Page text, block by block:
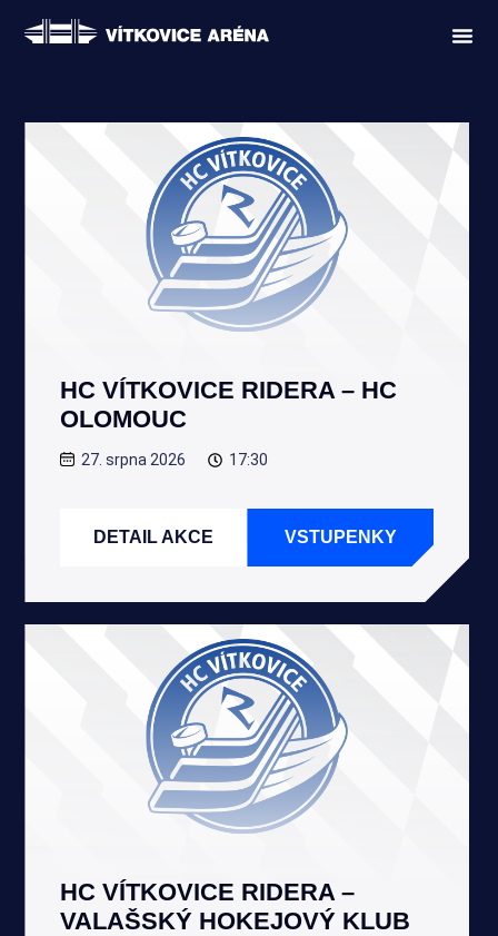
HC VÍTKOVICE RIDERA – HC
OLOMOUC
27. srpna 2026 17:30
DETAIL AKCE VSTUPENKY
HC VÍTKOVICE RIDERA –
VALAŠSKÝ HOKEJOVÝ KLUB